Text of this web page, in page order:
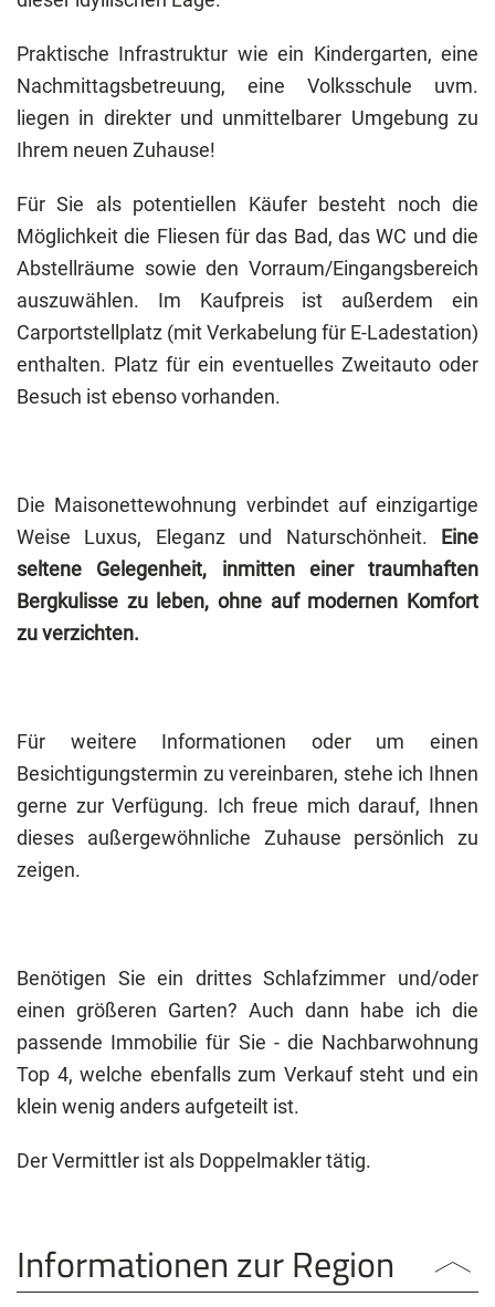
Praktische Infrastruktur wie ein Kindergarten, eine
Nachmittagsbetreuung, eine Volksschule uvm.
liegen in direkter und unmittelbarer Umgebung zu
Ihrem neuen Zuhause!
Für Sie als potentiellen Käufer besteht noch die
Möglichkeit die Fliesen für das Bad, das WC und die
Abstellräume sowie den Vorraum/Eingangsbereich
auszuwählen. Im Kaufpreis ist außerdem ein
Carportstellplatz (mit Verkabelung für E-Ladestation)
enthalten. Platz für ein eventuelles Zweitauto oder
Besuch ist ebenso vorhanden.
Die Maisonettewohnung verbindet auf einzigartige
Weise Luxus, Eleganz und Naturschönheit. Eine
seltene Gelegenheit, inmitten einer traumhaften
Bergkulisse zu leben, ohne auf modernen Komfort
zu verzichten.
Für weitere Informationen oder um einen
Besichtigungstermin zu vereinbaren, stehe ich Ihnen
gerne zur Verfügung. Ich freue mich darauf, Ihnen
dieses außergewöhnliche Zuhause persönlich zu
zeigen.
Benötigen Sie ein drittes Schlafzimmer und/oder
einen größeren Garten? Auch dann habe ich die
passende Immobilie für Sie - die Nachbarwohnung
Top 4, welche ebenfalls zum Verkauf steht und ein
klein wenig anders aufgeteilt ist.
Der Vermittler ist als Doppelmakler tätig.
Informationen zur Region